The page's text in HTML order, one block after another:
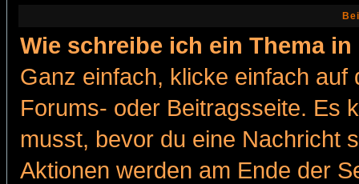
Wie schreibe ich ein Thema
Ganz einfach, klicke einfach
Forums- oder Beitragsseite. Es
musst, bevor du eine Nachricht
Aktionen werden am Ende der